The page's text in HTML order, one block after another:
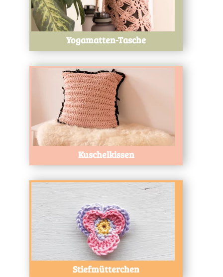
Yogamatten-Tasche
Kuschelkissen
Test
Stiefmütterchen